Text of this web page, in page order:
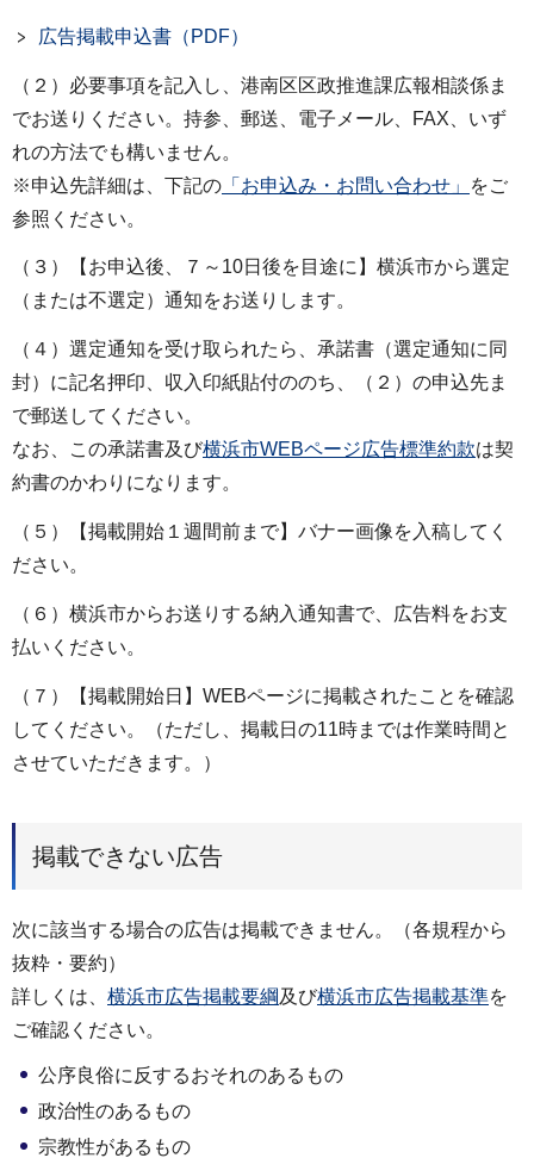
広告掲載申込書（PDF）
（２）必要事項を記入し、港南区区政推進課広報相談係ま
でお送りください。持参、郵送、電子メール、FAX、いず
れの方法でも構いません。
※申込先詳細は、下記の 「お申込み・お問い合わせ」
をご
参照ください。
（３）【お申込後、７～10日後を目途に】横浜市から選定
（または不選定）通知をお送りします。
（４）選定通知を受け取られたら、承諾書（選定通知に同
封）に記名押印、収入印紙貼付ののち、（２）の申込先ま
で郵送してください。
なお、この承諾書及び横浜市WEBページ広告標準約款は契
約書のかわりになります。
（５）【掲載開始１週間前まで】バナー画像を入稿してく
ださい。
（６）横浜市からお送りする納入通知書で、広告料をお支
払いください。
（７）【掲載開始日】WEBページに掲載されたことを確認
してください。（ただし、掲載日の11時までは作業時間と
させていただきます。）
掲載できない広告
次に該当する場合の広告は掲載できません。（各規程から
抜粋・要約）
詳しくは、 横浜市広告掲載要綱 及び横浜市広告掲載基準を
ご確認ください。
公序良俗に反するおそれのあるもの
政治性のあるもの
宗教性があるもの